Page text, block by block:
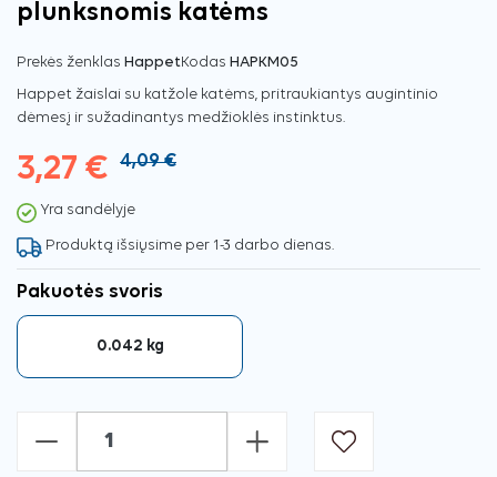
plunksnomis katėms
Prekės ženklas HappetKodas HAPKM05
Happet žaislai su katžole katėms, pritraukiantys augintinio
dėmesį ir sužadinantys medžioklės instinktus.
3,27 € 4,09 €
Yra sandėlyje
Produktą išsiųsime per 1-3 darbo dienas.
Pakuotės svoris
0.042 kg
- +